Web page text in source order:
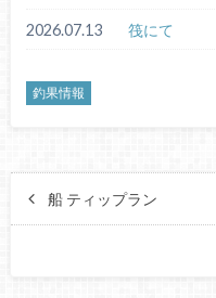
2026.07.13 筏にて
釣果情報
船 ティップラン